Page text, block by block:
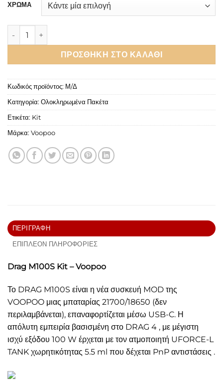
ΧΡΩΜΑ
Voopoo Drag M100S Kit 100W 5.5ml ποσότητα
ΠΡΟΣΘΉΚΗ ΣΤΟ ΚΑΛΆΘΙ
Κωδικός προϊόντος: Μ/Δ
Κατηγορία: Ολοκληρωμένα Πακέτα
Ετικέτα: Kit
Μάρκα: Voopoo
ΠΕΡΙΓΡΑΦΉ
ΕΠΙΠΛΈΟΝ ΠΛΗΡΟΦΟΡΊΕΣ
Drag M100S Kit – Voopoo
Το DRAG M100S είναι η νέα συσκευή MOD της
VOOPOO μιας μπαταρίας 21700/18650 (δεν
περιλαμβάνεται), επαναφορτίζεται μέσω USB-C. Η
απόλυτη εμπειρία βασισμένη στο DRAG 4 , με μέγιστη
ισχύ εξόδου 100 W έρχεται με τον ατμοποιητή UFORCE-L
TANK χωρητικότητας 5.5 ml που δέχεται PnP αντιστάσεις .